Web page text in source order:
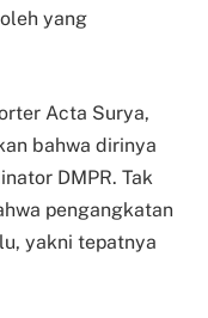
yang
Acta Surya,
bahwa dirinya
DMPR. Tak
pengangkatan
yakni tepatnya